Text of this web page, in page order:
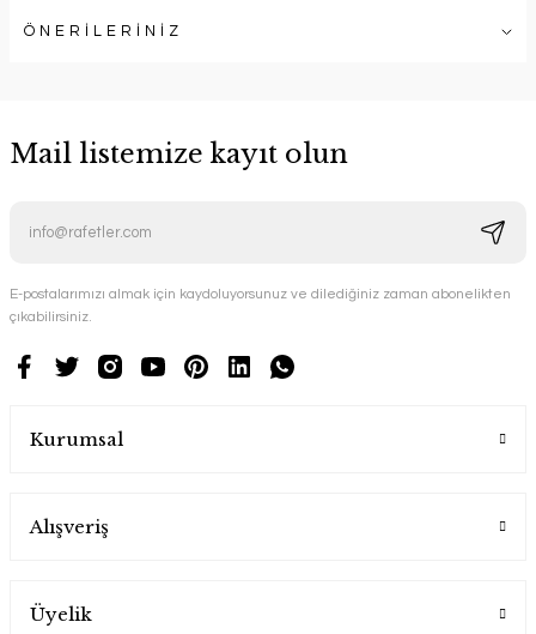
ÖNERİLERİNİZ
Mail listemize kayıt olun
E-postalarımızı almak için kaydoluyorsunuz ve dilediğiniz zaman abonelikten
çıkabilirsiniz.
Kurumsal
Alışveriş
Üyelik